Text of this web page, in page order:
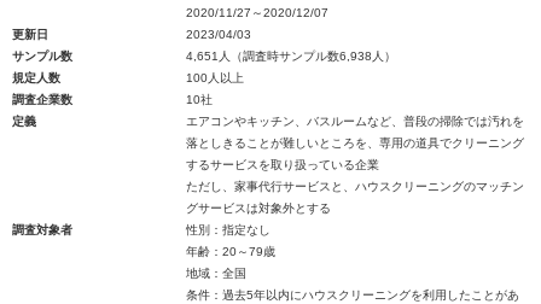
2020/11/27～2020/12/07
更新日
2023/04/03
サンプル数
4,651人（調査時サンプル数6,938人）
規定人数
100人以上
調査企業数
10社
定義
エアコンやキッチン、バスルームなど、普段の掃除では汚れを
落としきることが難しいところを、専用の道具でクリーニング
するサービスを取り扱っている企業
ただし、家事代行サービスと、ハウスクリーニングのマッチン
グサービスは対象外とする
調査対象者
性別：指定なし
年齢：20～79歳
地域：全国
条件：過去5年以内にハウスクリーニングを利用したことがあ